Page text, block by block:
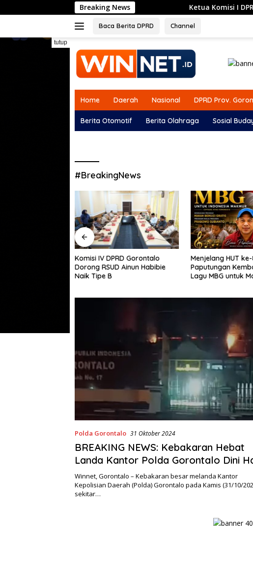
ke
Breaking News Ketua Komisi I DPRD
Baca Berita DPRD Channel
tutup
Home Daerah Nasional DPRD Prov.
Berita Otomotif Berita Olahraga Sosial
#BreakingNews
Komisi IV DPRD Gorontalo
Dorong RSUD Ainun Habibie
Naik Tipe B
Menjelang HUT ke-
Paputungan
Lagu MBG untuk
Polda Gorontalo 31 Oktober 2024
BREAKING NEWS: Kebakaran Hebat
Landa Kantor Polda Gorontalo Dini
Winnet, Gorontalo – Kebakaran besar melanda Kantor
Kepolisian Daerah (Polda) Gorontalo pada Kamis (31/10/
sekitar…